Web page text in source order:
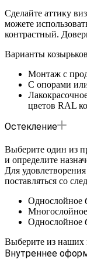
Сделайте аттику
можете
контрастный.
Варианты
Монтаж с
С опорами
цветов RAL
Остекление
Выберите один из
и определите
Для
поставляться со
Однослойное
Многослойное
Однослойное
Выберите из наших
Внутреннее